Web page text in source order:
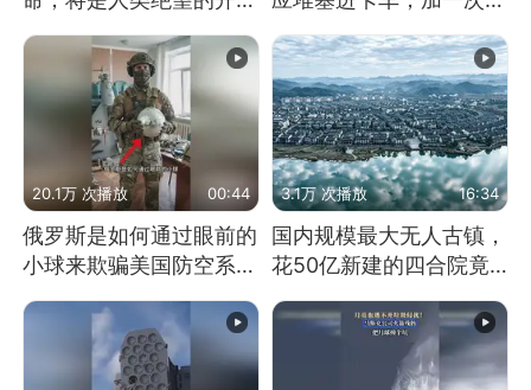
始？
料能跑几十年
20.1万 次播放 00:44
俄罗斯是如何通过眼前的
小球来欺骗美国防空系统
3.1万 次播放 16:34
国内规模最大无人古镇，
花50亿新建的四合院竟